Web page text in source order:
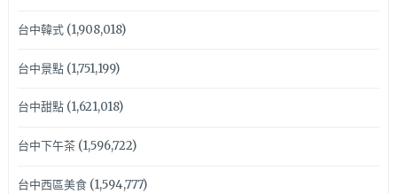
台中韓式(1,908,018)
台中景點(1,751,199)
台中甜點(1,621,018)
台中下午茶(1,596,722)
台中西區美食(1,594,777)